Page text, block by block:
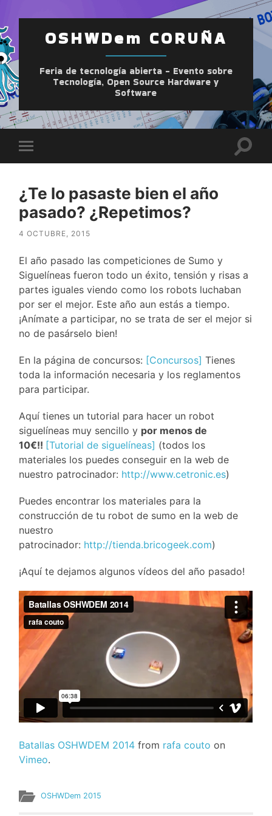
OSHWDem CORUÑA
Feria de tecnología abierta - Evento sobre
Tecnología, Open Source Hardware y
Software
el
móvil
¿Te lo pasaste bien el año
pasado? ¿Repetimos?
4 OCTUBRE, 2015
El año pasado las competiciones de Sumo y
Siguelíneas fueron todo un éxito, tensión y risas a
partes iguales viendo como los robots luchaban
por ser el mejor. Este año aun estás a tiempo.
¡Anímate a participar, no se trata de ser el mejor si
no de pasárselo bien!
En la página de concursos: [Concursos] Tienes
toda la información necesaria y los reglamentos
para participar.
Aquí tienes un tutorial para hacer un robot
siguelíneas muy sencillo y por menos de
10€!! [Tutorial de siguelíneas] (todos los
materiales los puedes conseguir en la web de
nuestro patrocinador: http://www.cetronic.es)
Puedes encontrar los materiales para la
construcción de tu robot de sumo en la web de
nuestro
patrocinador: http://tienda.bricogeek.com)
¡Aquí te dejamos algunos vídeos del año pasado!
Batallas OSHWDEM 2014 from rafa couto on
Vimeo.
OSHWDem 2015